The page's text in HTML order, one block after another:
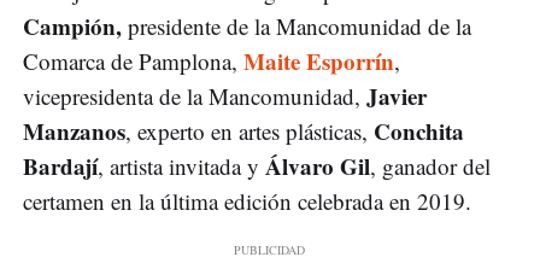
Campión, presidente de la Mancomunidad de la
Comarca de Pamplona, Maite Esporrín,
vicepresidenta de la Mancomunidad, Javier
Manzanos, experto en artes plásticas, Conchita
Bardají, artista invitada y Álvaro Gil, ganador del
certamen en la última edición celebrada en 2019.